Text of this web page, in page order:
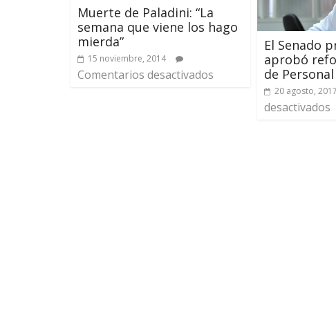
Muerte de Paladini: “La
semana que viene los hago
mierda”
15 noviembre, 2014
Comentarios desactivados
El Senado
aprobó
de
20 agosto, 2017
desactivados